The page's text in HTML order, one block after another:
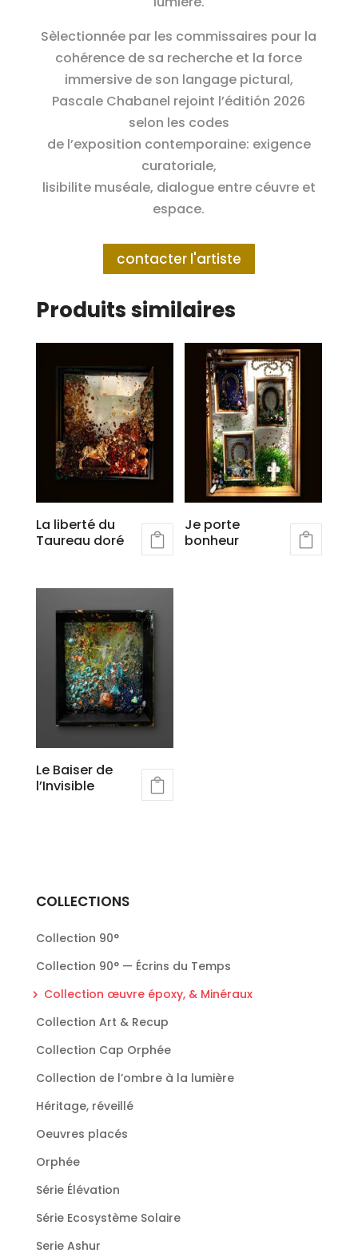
Sèlectionnée par les commissaires pour la
cohérence de sa recherche et la force
immersive de son langage pictural,
Pascale Chabanel rejoint l’éditión 2026
selon les codes
de l’exposition contemporaine: exigence
curatoriale,
lisibilite muséale, dialogue entre céuvre et
espace.
contacter l'artiste
Produits similaires
La liberté du
Taureau doré
Je porte
bonheur
Le Baiser de
l’Invisible
COLLECTIONS
Collection 90°
Collection 90° — Écrins du Temps
Collection œuvre époxy, & Minéraux
Collection Art & Recup
Collection Cap Orphée
Collection de l’ombre à la lumière
Héritage, réveillé
Oeuvres placés
Orphée
Série Élévation
Série Ecosystème Solaire
Serie Ashur